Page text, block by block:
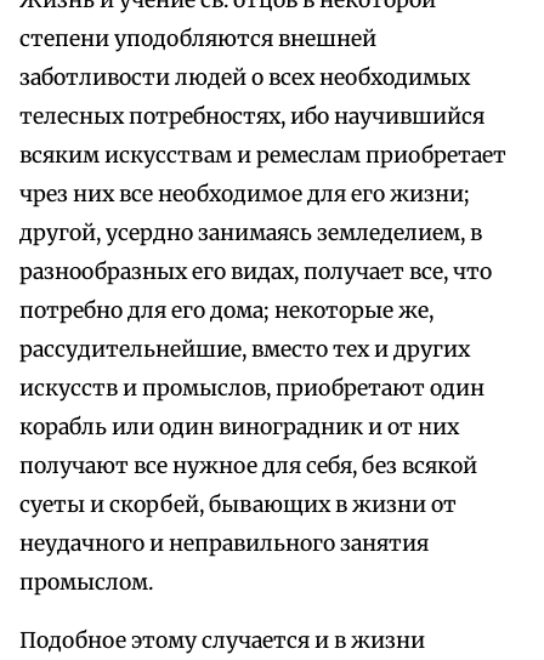
степени уподобляются внешней
заботливости людей о всех необходимых
телесных потребностях, ибо научившийся
всяким искусствам и ремеслам приобретает
чрез них все необходимое для его жизни;
другой, усердно занимаясь земледелием, в
разнообразных его видах, получает все, что
потребно для его дома; некоторые же,
рассудительнейшие, вместо тех и других
искусств и промыслов, приобретают один
корабль или один виноградник и от них
получают все нужное для себя, без всякой
суеты и скорбей, бывающих в жизни от
неудачного и неправильного занятия
промыслом.
Подобное этому случается и в жизни